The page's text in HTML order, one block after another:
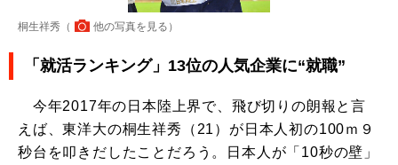
桐生祥秀（ 他の写真を見る ）
「就活ランキング」13位の人気企業に“就職”
今年2017年の日本陸上界で、飛び切りの朗報と言
えば、東洋大の桐生祥秀（21）が日本人初の100ｍ９
秒台を叩きだしたことだろう。日本人が「10秒の壁」